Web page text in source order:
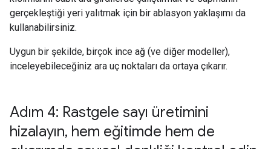
gerçekleştiği yeri yalıtmak için bir ablasyon yaklaşımı da
kullanabilirsiniz.
Uygun bir şekilde, birçok ince ağ (ve diğer modeller),
inceleyebileceğiniz ara uç noktaları da ortaya çıkarır.
Adım 4: Rastgele sayı üretimini
hizalayın, hem eğitimde hem de